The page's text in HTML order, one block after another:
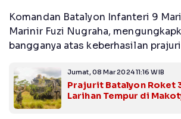
Komandan Batalyon Infanteri 9
Marinir Fuzi Nugraha,
bangganya atas keberhasilan
Jumat, 08 Mar 2024 11:16 WIB
Prajurit Batalyon Roket
Larihan Tempur di